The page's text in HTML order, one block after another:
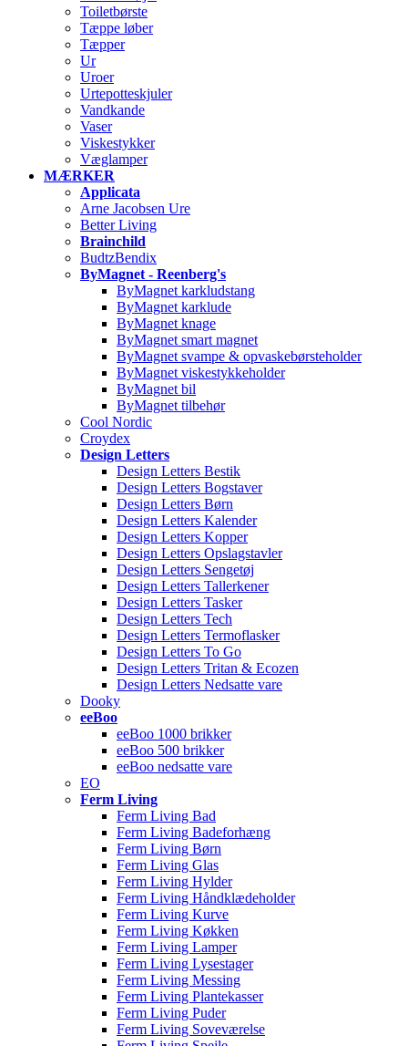
Toiletbørste
Tæppe løber
Tæpper
Ur
Uroer
Urtepotteskjuler
Vandkande
Vaser
Viskestykker
Væglamper
MÆRKER
Applicata
Arne Jacobsen Ure
Better Living
Brainchild
BudtzBendix
ByMagnet - Reenberg's
ByMagnet karkludstang
ByMagnet karklude
ByMagnet knage
ByMagnet smart magnet
ByMagnet svampe & opvaskebørsteholder
ByMagnet viskestykkeholder
ByMagnet bil
ByMagnet tilbehør
Cool Nordic
Croydex
Design Letters
Design Letters Bestik
Design Letters Bogstaver
Design Letters Børn
Design Letters Kalender
Design Letters Kopper
Design Letters Opslagstavler
Design Letters Sengetøj
Design Letters Tallerkener
Design Letters Tasker
Design Letters Tech
Design Letters Termoflasker
Design Letters To Go
Design Letters Tritan & Ecozen
Design Letters Nedsatte vare
Dooky
eeBoo
eeBoo 1000 brikker
eeBoo 500 brikker
eeBoo nedsatte vare
EO
Ferm Living
Ferm Living Bad
Ferm Living Badeforhæng
Ferm Living Børn
Ferm Living Glas
Ferm Living Hylder
Ferm Living Håndklædeholder
Ferm Living Kurve
Ferm Living Køkken
Ferm Living Lamper
Ferm Living Lysestager
Ferm Living Messing
Ferm Living Plantekasser
Ferm Living Puder
Ferm Living Soveværelse